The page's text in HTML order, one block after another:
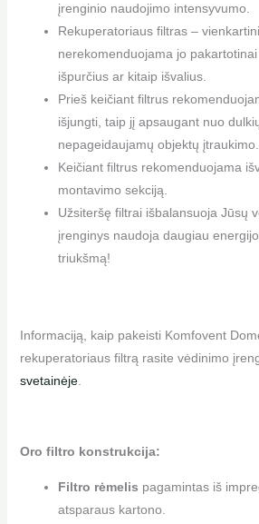
įrenginio naudojimo intensyvumo.
Rekuperatoriaus filtras –
nerekomenduojama jo
išpurčius ar kitaip išvalius.
Prieš keičiant filtrus
išjungti, taip jį apsaugant nuo
nepageidaujamų objektų įtraukimo.
Keičiant filtrus rekomenduojama
montavimo sekciją.
Užsiteršę filtrai išbalansuoja Jūsų
įrenginys naudoja daugiau
triukšmą!
Informaciją, kaip pakeisti Komfovent
rekuperatoriaus filtrą rasite vėdinimo
svetainėje.
Oro filtro konstrukcija:
Filtro rėmelis pagamintas iš
atsparaus kartono.